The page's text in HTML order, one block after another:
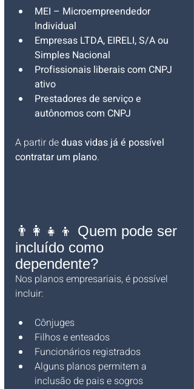
MEI – Microempreendedor
Individual
Empresas LTDA, EIRELI, S/A ou
Simples Nacional
Profissionais liberais com CNPJ
ativo
Prestadores de serviço e
autônomos com CNPJ
A partir de duas vidas já é possível
contratar um plano.
👨‍👩‍👧‍👦 Quem pode ser
incluído como
dependente?
Nos planos empresariais, é possível
incluir:
Cônjuges
Filhos e enteados
Funcionários registrados
Alguns planos permitem a
inclusão de pais e sogros